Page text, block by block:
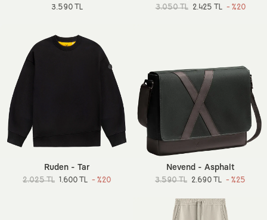
3.590 TL 3.050 TL 2.425 TL - %20
Ruden - Tar
2.025 TL 1.600 TL - %20
Nevend - Asphalt
3.590 TL 2.690 TL - %25